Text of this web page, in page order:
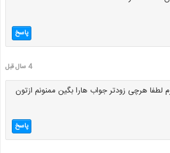
پاسخ
4 سال قبل
لطفا هرچی زودتر جواب هارا بگین ممنونم ازتون
پاسخ